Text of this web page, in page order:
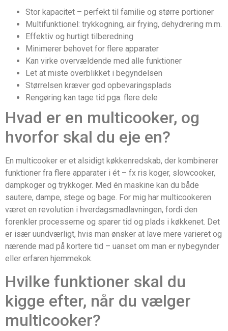
Stor kapacitet – perfekt til familie og større portioner
Multifunktionel: trykkogning, air frying, dehydrering m.m.
Effektiv og hurtigt tilberedning
Minimerer behovet for flere apparater
Kan virke overvældende med alle funktioner
Let at miste overblikket i begyndelsen
Størrelsen kræver god opbevaringsplads
Rengøring kan tage tid pga. flere dele
Hvad er en multicooker, og
hvorfor skal du eje en?
En multicooker er et alsidigt køkkenredskab, der kombinerer
funktioner fra flere apparater i ét – fx ris koger, slowcooker,
dampkoger og trykkoger. Med én maskine kan du både
sautere, dampe, stege og bage. For mig har multicookeren
været en revolution i hverdagsmadlavningen, fordi den
forenkler processerne og sparer tid og plads i køkkenet. Det
er især uundværligt, hvis man ønsker at lave mere varieret og
nærende mad på kortere tid – uanset om man er nybegynder
eller erfaren hjemmekok.
Hvilke funktioner skal du
kigge efter, når du vælger
multicooker?